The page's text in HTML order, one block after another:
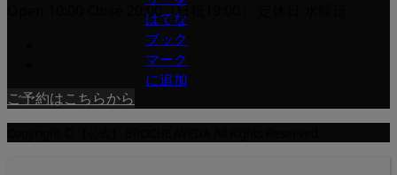
Open 10:00 Close 20:00（日祝19:00） 定休日 水曜日
ご予約はこちらから